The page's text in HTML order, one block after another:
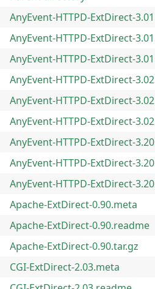
AnyEvent-HTTPD-ExtDirect-
AnyEvent-HTTPD-ExtDirect-
AnyEvent-HTTPD-ExtDirect-
AnyEvent-HTTPD-ExtDirect-
AnyEvent-HTTPD-ExtDirect-
AnyEvent-HTTPD-ExtDirect-
AnyEvent-HTTPD-ExtDirect-
AnyEvent-HTTPD-ExtDirect-
AnyEvent-HTTPD-ExtDirect-
Apache-ExtDirect-0.90.meta
Apache-ExtDirect-0.90.readme
Apache-ExtDirect-0.90.tar.gz
CGI-ExtDirect-2.03.meta